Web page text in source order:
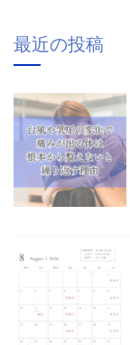
最近の投稿